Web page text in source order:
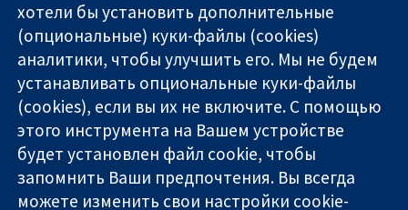
Надёжные
доказательства
Информированные
решения
Во благо
11-13 Cavendish
Square
London
W1G 0AN
United Kingdom
Связаться с
нами
Новости
Пресс-
служба
О нас
Работа
хотели бы установить дополнительные
(опциональные) куки-файлы (cookies)
аналитики, чтобы улучшить его. Мы не будем
устанавливать опциональные куки-файлы
(cookies), если вы их не включите. С помощью
этого инструмента на Вашем устройстве
будет установлен файл cookie, чтобы
запомнить Ваши предпочтения. Вы всегда
можете изменить свои настройки cookie-